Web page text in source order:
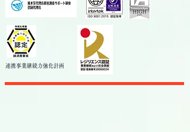
連携事業継続力強化計画